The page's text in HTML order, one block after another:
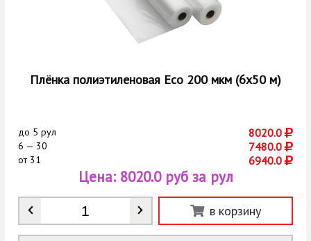
Плёнка полиэтиленовая Eco 200 мкм (6х50 м)
до 5 рул 8020.0
6 — 30 7480.0
от31 6940.0
Количество
Цена: 8020.0 руб за рул
в корзину